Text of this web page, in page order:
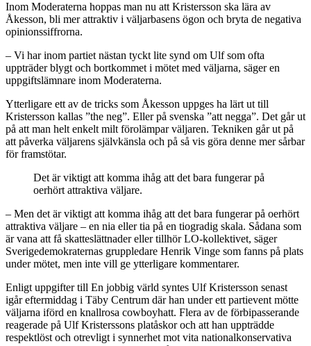
Inom Moderaterna hoppas man nu att Kristersson ska lära av
Åkesson, bli mer attraktiv i väljarbasens ögon och bryta de negativa
opinionssiffrorna.
– Vi har inom partiet nästan tyckt lite synd om Ulf som ofta
uppträder blygt och bortkommet i mötet med väljarna, säger en
uppgiftslämnare inom Moderaterna.
Ytterligare ett av de tricks som Åkesson uppges ha lärt ut till
Kristersson kallas ”the neg”. Eller på svenska ”att negga”. Det går ut
på att man helt enkelt milt förolämpar väljaren. Tekniken går ut på
att påverka väljarens självkänsla och på så vis göra denne mer sårbar
för framstötar.
Det är viktigt att komma ihåg att det bara fungerar på
oerhört attraktiva väljare.
– Men det är viktigt att komma ihåg att det bara fungerar på oerhört
attraktiva väljare – en nia eller tia på en tiogradig skala. Sådana som
är vana att få skatteslättnader eller tillhör LO-kollektivet, säger
Sverigedemokraternas gruppledare Henrik Vinge som fanns på plats
under mötet, men inte vill ge ytterligare kommentarer.
Enligt uppgifter till En jobbig värld syntes Ulf Kristersson senast
igår eftermiddag i Täby Centrum där han under ett partievent mötte
väljarna iförd en knallrosa cowboyhatt. Flera av de förbipasserande
reagerade på Ulf Kristerssons platåskor och att han uppträdde
respektlöst och otrevligt i synnerhet mot vita nationalkonservativa